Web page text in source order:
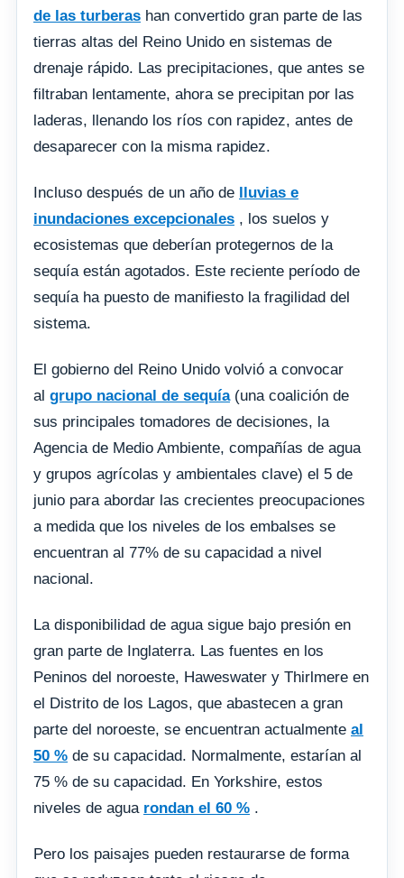
de las turberas han convertido gran parte de las
tierras altas del Reino Unido en sistemas de
drenaje rápido. Las precipitaciones, que antes se
filtraban lentamente, ahora se precipitan por las
laderas, llenando los ríos con rapidez, antes de
desaparecer con la misma rapidez.
Incluso después de un año de
lluvias e
inundaciones excepcionales , los suelos y
ecosistemas que deberían protegernos de la
sequía están agotados. Este reciente período de
sequía ha puesto de manifiesto la fragilidad del
sistema.
El gobierno del Reino Unido volvió a convocar
al grupo nacional de sequía(una coalición de
sus principales tomadores de decisiones, la
Agencia de Medio Ambiente, compañías de agua
y grupos agrícolas y ambientales clave) el 5 de
junio para abordar las crecientes preocupaciones
a medida que los niveles de los embalses se
encuentran al 77% de su capacidad a nivel
nacional.
La disponibilidad de agua sigue bajo presión en
gran parte de Inglaterra. Las fuentes en los
Peninos del noroeste, Haweswater y Thirlmere en
el Distrito de los Lagos, que abastecen a gran
parte del noroeste, se encuentran actualmente al
50 % de su capacidad. Normalmente, estarían al
75 % de su capacidad. En Yorkshire, estos
niveles de agua rondan el 60 % .
Pero los paisajes pueden restaurarse de forma